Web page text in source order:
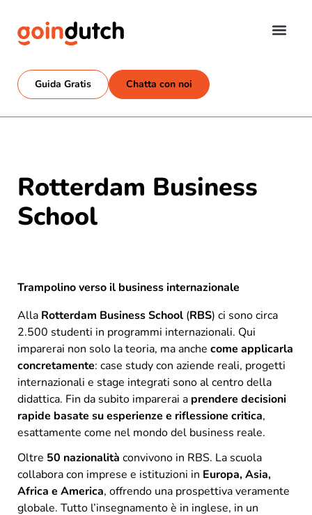
Guida Gratis Chatta con noi
Rotterdam Business
School
Trampolino verso il business internazionale
Alla Rotterdam Business School (RBS) ci sono circa
2.500 studenti in programmi internazionali. Qui
imparerai non solo la teoria, ma anche come applicarla
concretamente: case study con aziende reali, progetti
internazionali e stage integrati sono al centro della
didattica. Fin da subito imparerai a prendere decisioni
rapide basate su esperienze e riflessione critica,
esattamente come nel mondo del business reale.
Oltre 50 nazionalità convivono in RBS. La scuola
collabora con imprese e istituzioni in Europa, Asia,
Africa e America, offrendo una prospettiva veramente
globale. Tutto l’insegnamento è in inglese, in un